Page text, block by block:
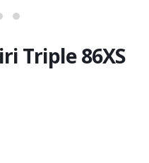
Triple 86XS